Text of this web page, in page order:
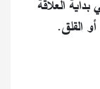
العلاقة
القلق.